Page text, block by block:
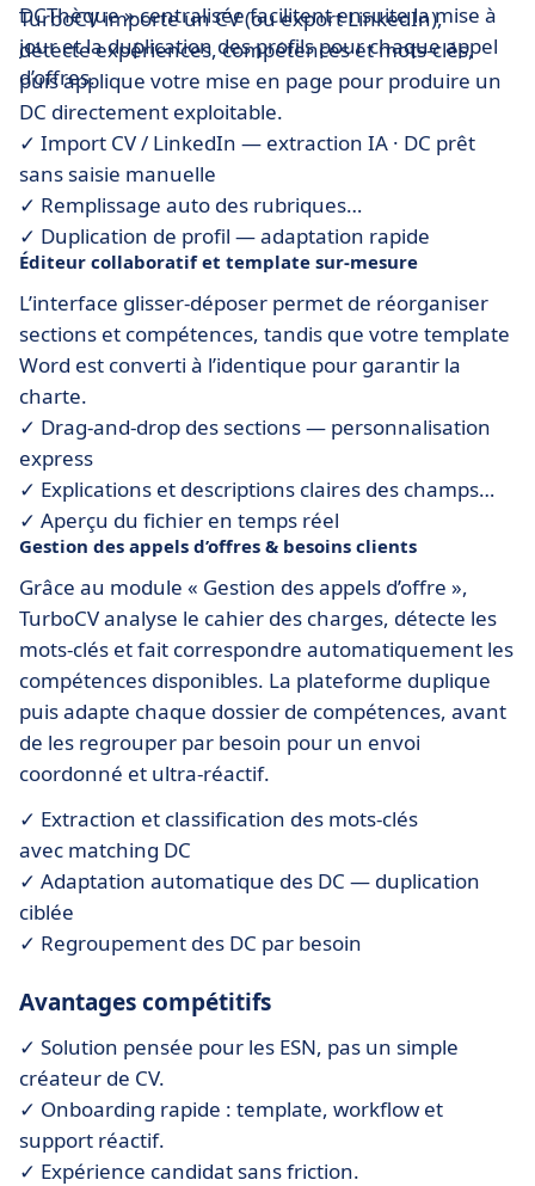
DCThèque » centralisée facilitent ensuite la mise à
jour et la duplication des profils pour chaque appel
d’offres.
TurboCV importe un CV (ou export LinkedIn),
détecte expériences, compétences et mots-clés,
puis applique votre mise en page pour produire un
DC directement exploitable.
✓ Import CV / LinkedIn — extraction IA · DC prêt
sans saisie manuelle
✓ Remplissage auto des rubriques
✓ Duplication de profil — adaptation rapide
Éditeur collaboratif et template sur-mesure
L’interface glisser-déposer permet de réorganiser
sections et compétences, tandis que votre template
Word est converti à l’identique pour garantir la
charte.
✓ Drag-and-drop des sections — personnalisation
express
✓ Explications et descriptions claires des champs
✓ Aperçu du fichier en temps réel
Gestion des appels d’offres & besoins clients
Grâce au module « Gestion des appels d’offre »,
TurboCV analyse le cahier des charges, détecte les
mots-clés et fait correspondre automatiquement les
compétences disponibles. La plateforme duplique
puis adapte chaque dossier de compétences, avant
de les regrouper par besoin pour un envoi
coordonné et ultra-réactif.
✓ Extraction et classification des mots-clés
avec matching DC
✓ Adaptation automatique des DC — duplication
ciblée
✓ Regroupement des DC par besoin
Avantages compétitifs
✓ Solution pensée pour les ESN, pas un simple
créateur de CV.
✓ Onboarding rapide : template, workflow et
support réactif.
✓ Expérience candidat sans friction.